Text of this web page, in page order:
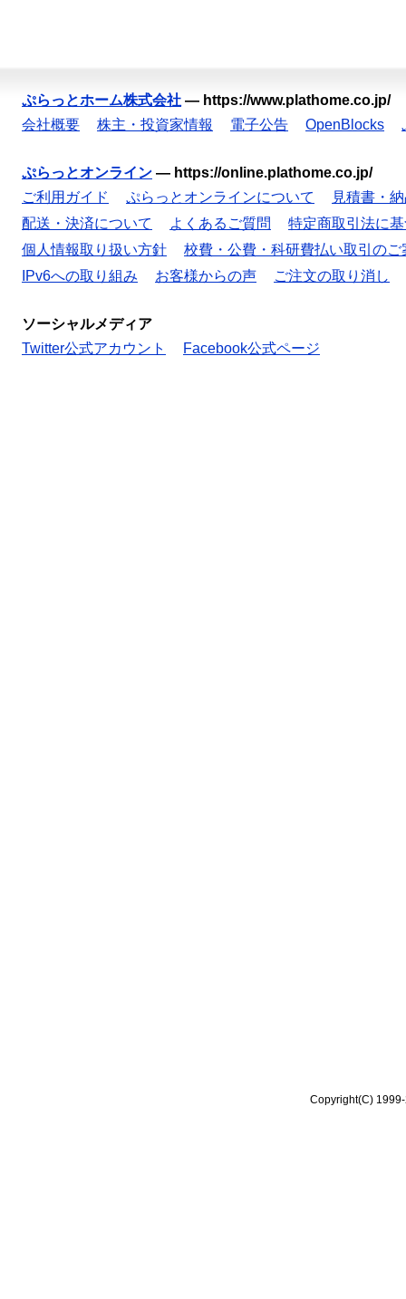
ぷらっとホーム株式会社 — https://www.plathome.co.jp/
会社概要
株主・投資家情報 電子公告 OpenBlocks
ぷらっとオンライン — https://online.plathome.co.jp/
ご利用ガイド
ぷらっとオンラインについて
見積書・
配送・決済について
よくあるご質問
特定商取引法に
個人情報取り扱い方針
校費・公費・科研費払い取引のご
IPv6への取り組み
お客様からの声 ご注文の取り消し
ソーシャルメディア
Twitter公式アカウント
Facebook公式ページ
Copyright(C)